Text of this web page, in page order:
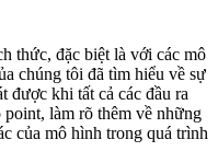
thức, đặc biệt là với các mô
chúng tôi đã tìm hiểu về sự
được khi tất cả các đầu ra
làm rõ thêm về những
của mô hình trong quá trình